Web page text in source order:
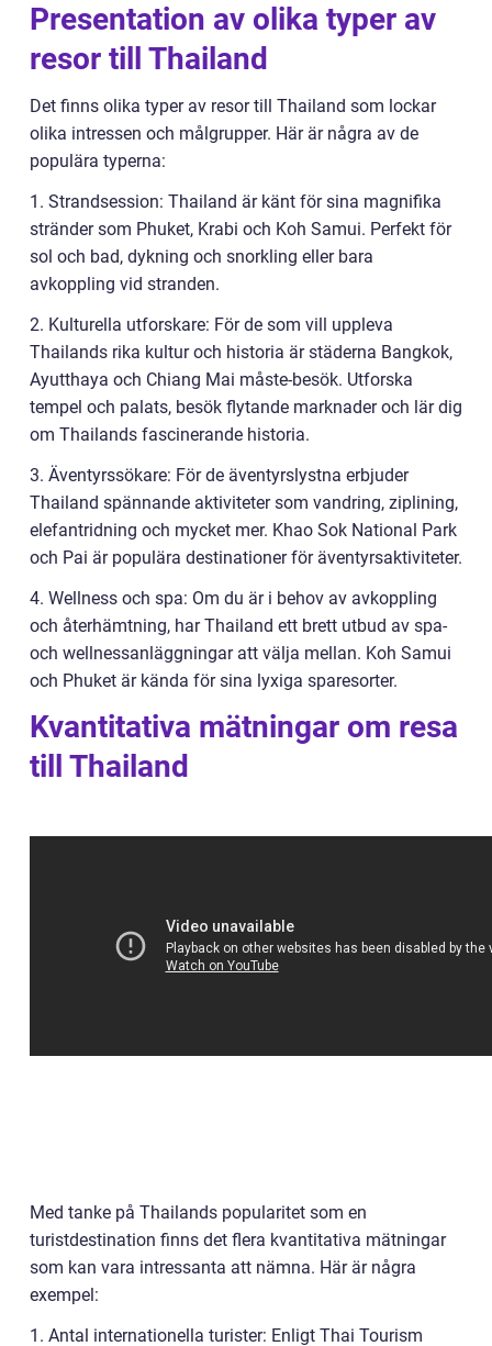
Presentation av olika typer av
resor till Thailand
Det finns olika typer av resor till Thailand som lockar
olika intressen och målgrupper. Här är några av de
populära typerna:
1. Strandsession: Thailand är känt för sina magnifika
stränder som Phuket, Krabi och Koh Samui. Perfekt för
sol och bad, dykning och snorkling eller bara
avkoppling vid stranden.
2. Kulturella utforskare: För de som vill uppleva
Thailands rika kultur och historia är städerna Bangkok,
Ayutthaya och Chiang Mai måste-besök. Utforska
tempel och palats, besök flytande marknader och lär dig
om Thailands fascinerande historia.
3. Äventyrssökare: För de äventyrslystna erbjuder
Thailand spännande aktiviteter som vandring, ziplining,
elefantridning och mycket mer. Khao Sok National Park
och Pai är populära destinationer för äventyrsaktiviteter.
4. Wellness och spa: Om du är i behov av avkoppling
och återhämtning, har Thailand ett brett utbud av spa-
och wellnessanläggningar att välja mellan. Koh Samui
och Phuket är kända för sina lyxiga sparesorter.
Kvantitativa mätningar om resa
till Thailand
Med tanke på Thailands popularitet som en
turistdestination finns det flera kvantitativa mätningar
som kan vara intressanta att nämna. Här är några
exempel:
1. Antal internationella turister: Enligt Thai Tourism